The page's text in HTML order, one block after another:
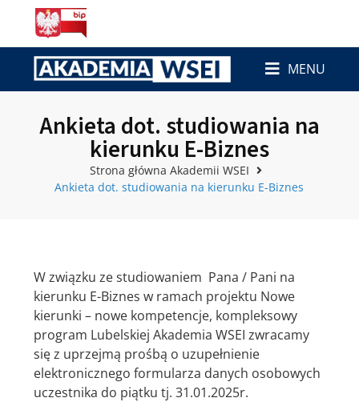
MENU
Ankieta dot. studiowania na
kierunku E-Biznes
Strona główna Akademii WSEI
Ankieta dot. studiowania na kierunku E-Biznes
W związku ze studiowaniem Pana / Pani na
kierunku E-Biznes w ramach projektu Nowe
kierunki – nowe kompetencje, kompleksowy
program Lubelskiej Akademia WSEI zwracamy
się z uprzejmą prośbą o uzupełnienie
elektronicznego formularza danych osobowych
uczestnika do piątku tj. 31.01.2025r.